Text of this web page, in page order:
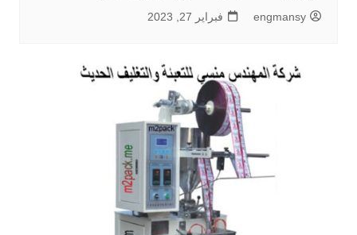
engmansy فبراير 27, 2023